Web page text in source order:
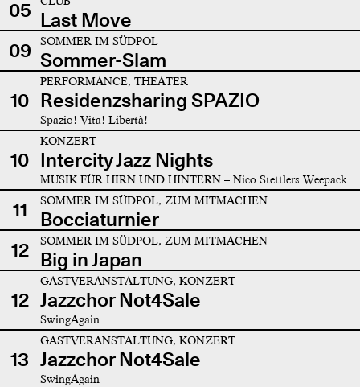
05 Last Move
09
SOMMER IM SÜDPOL
Sommer-Slam
10
PERFORMANCE, THEATER
Residenzsharing SPAZIO
Spazio! Vita! Libertà!
10
KONZERT
Intercity Jazz Nights
MUSIK FÜR HIRN UND HINTERN – Nico Stettlers Weepack
11 SOMMER IM SÜDPOL, ZUM MITMACHEN
Bocciaturnier
12
SOMMER IM SÜDPOL, ZUM MITMACHEN
Big in Japan
12
GASTVERANSTALTUNG, KONZERT
Jazzchor Not4Sale
SwingAgain
13
GASTVERANSTALTUNG, KONZERT
Jazzchor Not4Sale
SwingAgain